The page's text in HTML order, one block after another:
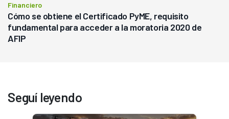
Financiero
Cómo se obtiene el Certificado PyME, requisito
fundamental para acceder a la moratoria 2020 de
AFIP
Seguí leyendo